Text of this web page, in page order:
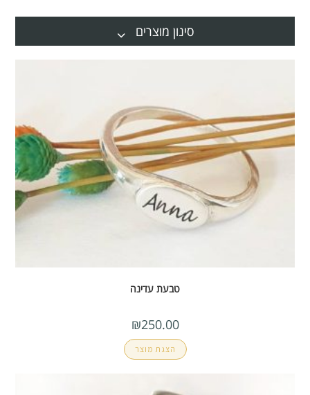
סינון מוצרים
טבעת עדינה
₪250.00
הצגת מוצר